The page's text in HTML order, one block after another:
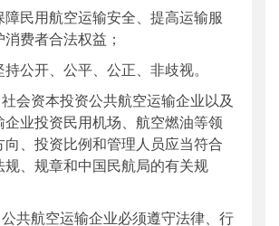
障民用航空运输安全、提高运输服
费者合法权益；
持公开、公平、公正、非歧视。
会资本投资公共航空运输企业以及
业投资民用机场、航空燃油等领
、投资比例和管理人员应当符合
规、规章和中国民航局的有关规
共航空运输企业必须遵守法律、行